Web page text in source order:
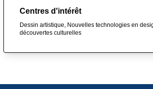
Centres d'intérêt
Dessin artistique, Nouvelles technologies en
découvertes culturelles